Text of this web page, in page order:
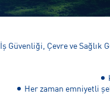
İş Güvenliği, Çevre ve
Her zaman emniyetli